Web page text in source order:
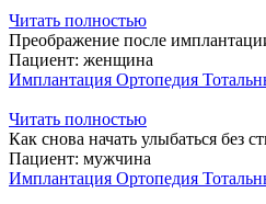
Читать полностью
Преображение после
Пациент: женщина
Имплантация Ортопедия
Читать полностью
Как снова начать улыбаться без
Пациент: мужчина
Имплантация Ортопедия